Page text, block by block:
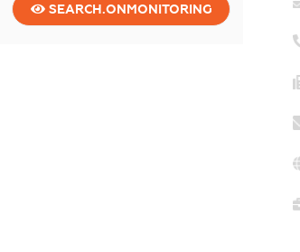
SEARCH.ONMONITORING